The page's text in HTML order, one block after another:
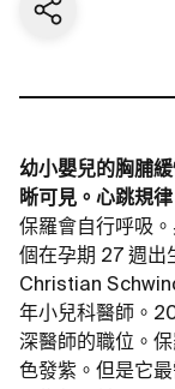
Share current
幼小嬰兒的胸脯
晰可見。心跳規
保羅會自行呼吸
個在孕期 27 週出
Christian
年小兒科醫師。
深醫師的職位。
色發紫。但是它